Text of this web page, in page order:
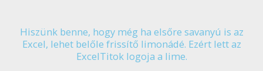
Hiszünk benne, hogy még ha elsőre savanyú is az
Excel, lehet belőle frissítő limonádé. Ezért lett az
ExcelTitok logoja a lime.